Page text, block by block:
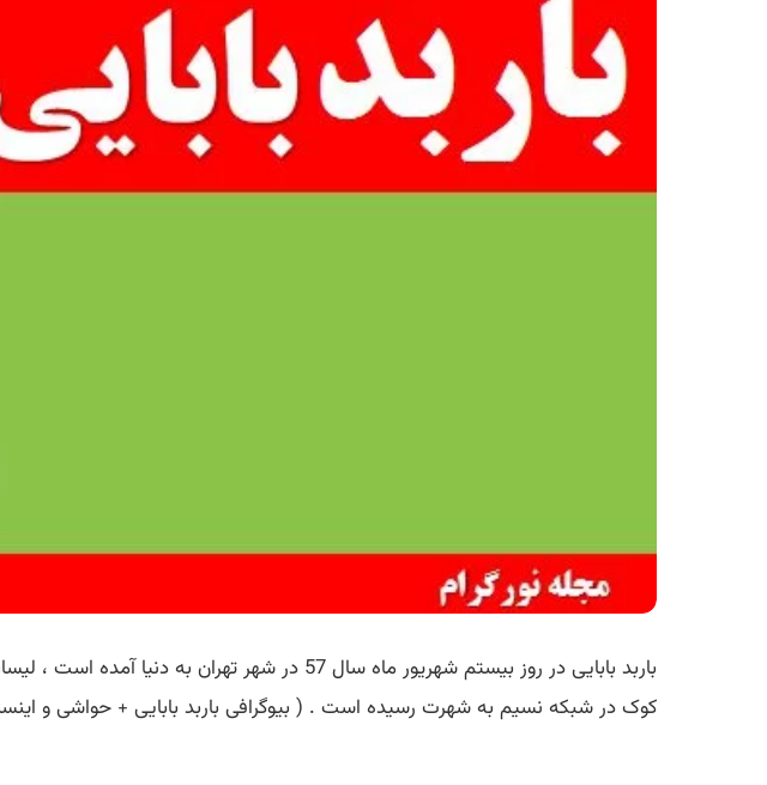
باربد بابایی در روز بیستم شهریور ماه سال 57 در
کوک در شبکه نسیم به شهرت رسیده است . ( بیوگرافی باربد بابایی + حواشی و